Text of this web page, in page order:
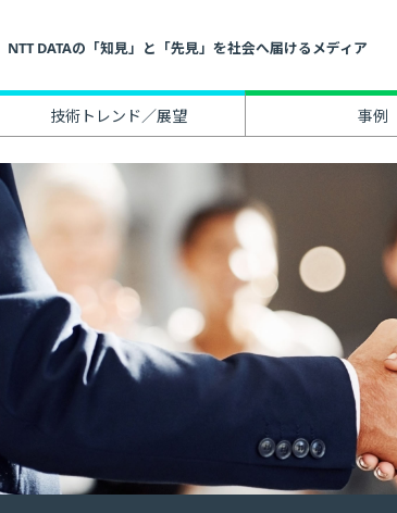
NTT DATAの「知見」と「先見」を社会へ届けるメディア
技術トレンド／展望 事例